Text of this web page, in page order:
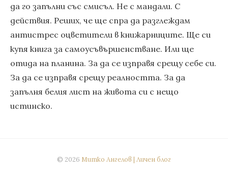
да го запълни със смисъл. Не с мандали. С
действия. Реших, че ще спра да разглеждам
антистрес оцветители в книжарниците. Ще си
купя книга за самоусъвършенстване. Или ще
отида на планина. За да се изправя срещу себе си.
За да се изправя срещу реалността. За да
запълня белия лист на живота си с нещо
истинско.
© 2026 Митко Ангелов | Личен блог